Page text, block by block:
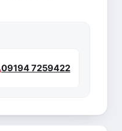
09194 7259422